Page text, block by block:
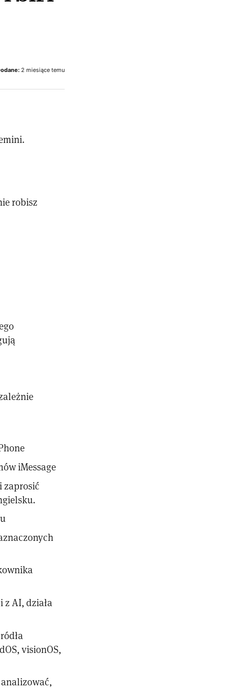
2 miesiące temu
robisz
iMessage
zaprosić
AI, działa
visionOS,